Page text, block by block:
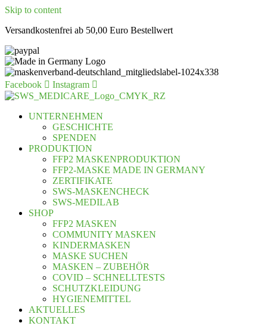
Skip to content
Versandkostenfrei ab 50,00 Euro Bestellwert
Facebook Instagram
UNTERNEHMEN
GESCHICHTE
SPENDEN
PRODUKTION
FFP2 MASKENPRODUKTION
FFP2-MASKE MADE IN GERMANY
ZERTIFIKATE
SWS-MASKENCHECK
SWS-MEDILAB
SHOP
FFP2 MASKEN
COMMUNITY MASKEN
KINDERMASKEN
MASKE SUCHEN
MASKEN – ZUBEHÖR
COVID – SCHNELLTESTS
SCHUTZKLEIDUNG
HYGIENEMITTEL
AKTUELLES
KONTAKT